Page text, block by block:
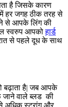
है जिसके कारण
हर जगह ठीक तरह से
से आपके लिंग की
स्वरुप आपकोहार्ड
से पहले दूध के साथ
बढ़ाता है| जब आपके
जाने वाले ब्लड की